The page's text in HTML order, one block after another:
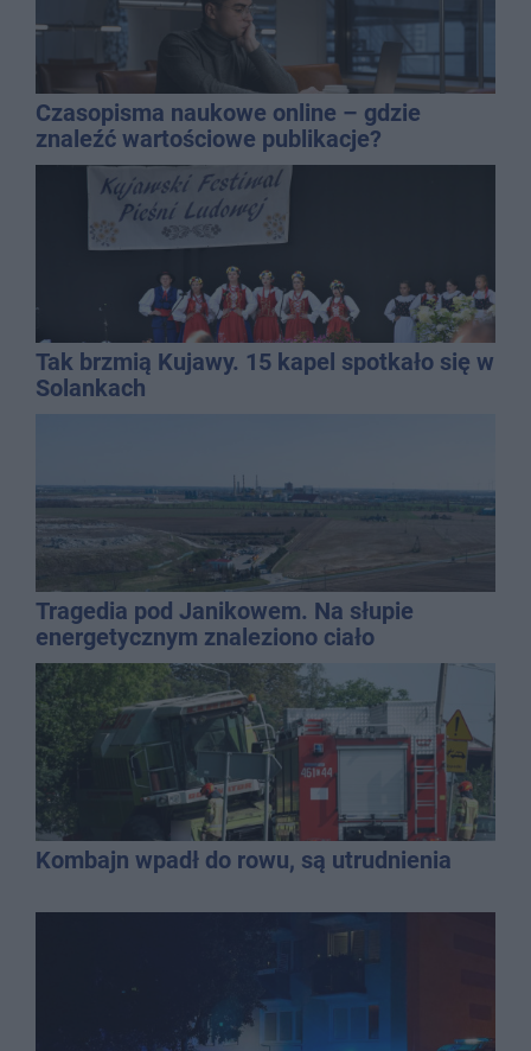
Czasopisma naukowe online – gdzie
znaleźć wartościowe publikacje?
Tak brzmią Kujawy. 15 kapel spotkało się w
Solankach
Tragedia pod Janikowem. Na słupie
energetycznym znaleziono ciało
mężczyzny
Kombajn wpadł do rowu, są utrudnienia